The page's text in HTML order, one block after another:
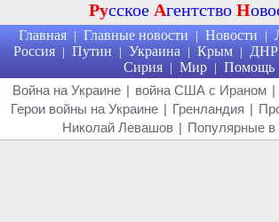
Русское Агентство Н
Главная | Главные новости | Новости |
Россия | Путин | Украина | Крым | ДНР
Сирия | Мир | Помощь
Война на Украине | война США с Ираном |
Герои войны на Украине | Гренландия |
Николай Левашов | Популярные в